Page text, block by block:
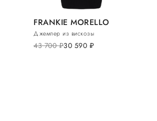
FRANKIE MORELLO
Джемпер из вискозы
43 700руб.30 590 руб.